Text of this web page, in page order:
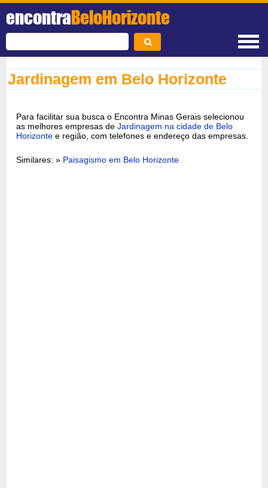
encontraBeloHorizonte
Jardinagem em Belo Horizonte
Para facilitar sua busca o Encontra Minas Gerais selecionou
as melhores empresas deJardinagem na cidade de Belo
Horizonte e região, com telefones e endereço das empresas.
Similares: » Paisagismo em Belo Horizonte